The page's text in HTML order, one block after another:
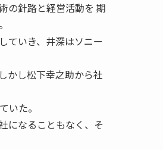
の針路と経営活動を 期
ていき、井深はソニー
かし松下幸之助から社
いた。
になることもなく、そ